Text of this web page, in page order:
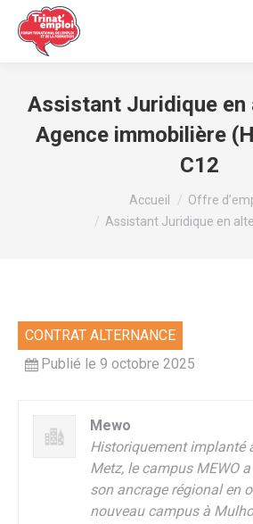
Assistant Juridique en
Agence immobilière
C12
Accueil
Offre
Assistant Juridique en
CONTRAT ALTERNANCE
Publié le 9 octobre 2025
Mewo
Historiquement implanté
Metz, le campus MEWO
son ancrage régional en
nouveau campus à